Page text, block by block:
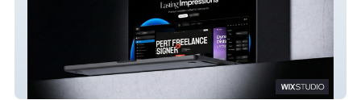
Visuvate